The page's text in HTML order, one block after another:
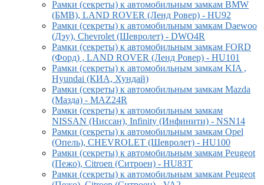
Рамки (секреты) к автомобильным замкам BMW
(БМВ), LAND ROVER (Ленд Ровер) - HU92
Рамки (секреты) к автомобильным замкам Daewoo
(Дэу), Chevrolet (Шевролет) - DWO4R
Рамки (секреты) к автомобильным замкам FORD
(Форд) , LAND ROVER (Ленд Ровер) - HU101
Рамки (секреты) к автомобильным замкам KIA ,
Hyundai (КИА, Хундай)
Рамки (секреты) к автомобильным замкам Mazda
(Мазда) - MAZ24R
Рамки (секреты) к автомобильным замкам
NISSAN (Ниссан), Infinity (Инфинити) - NSN14
Рамки (секреты) к автомобильным замкам Opel
(Опель), CHEVROLET (Шевролет) - HU100
Рамки (секреты) к автомобильным замкам Peugeot
(Пежо), Citroen (Ситроен) - HU83T
Рамки (секреты) к автомобильным замкам Peugeot